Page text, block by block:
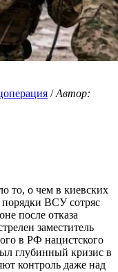
/Автор:
то, о чем в киевских
ВСУ сотряс
после отказа
заместитель
в РФ нацистского
глубинный кризис в
контроль даже над